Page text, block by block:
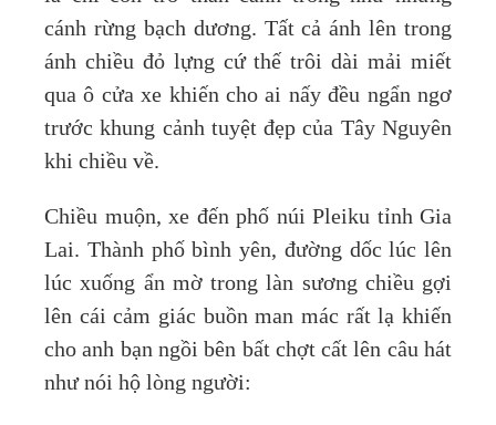
cánh rừng bạch dương. Tất cả ánh lên trong
ánh chiều đỏ lựng cứ thế trôi dài mải miết
qua ô cửa xe khiến cho ai nấy đều ngẩn ngơ
trước khung cảnh tuyệt đẹp của Tây Nguyên
khi chiều về.
Chiều muộn, xe đến phố núi Pleiku tỉnh Gia
Lai. Thành phố bình yên, đường dốc lúc lên
lúc xuống ẩn mờ trong làn sương chiều gợi
lên cái cảm giác buồn man mác rất lạ khiến
cho anh bạn ngồi bên bất chợt cất lên câu hát
như nói hộ lòng người: